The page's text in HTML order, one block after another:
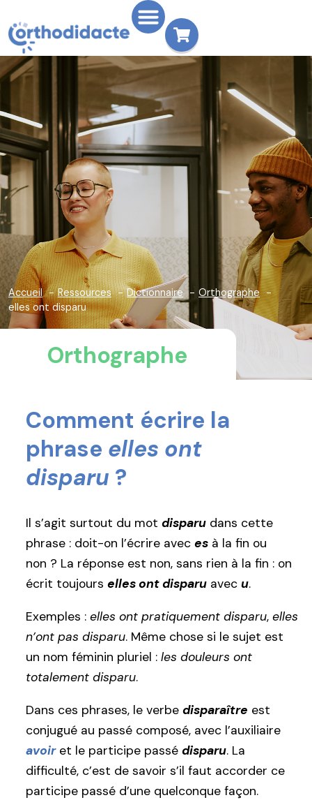
Accueil Ressources Dictionnaire
Orthographe
elles ont disparu
Orthographe
Comment écrire la
phrase elles ont
disparu ?
Il s’agit surtout du mot disparu dans cette
phrase : doit-on l’écrire avec es à la fin ou
non ? La réponse est non, sans rien à la fin : on
écrit toujours elles ont disparu avec u.
Exemples : elles ont pratiquement disparu, elles
n’ont pas disparu. Même chose si le sujet est
un nom féminin pluriel : les douleurs ont
totalement disparu.
Dans ces phrases, le verbe disparaître est
conjugué au passé composé, avec l’auxiliaire
avoiret le participe passé disparu. La
difficulté, c’est de savoir s’il faut accorder ce
participe passé d’une quelconque façon.